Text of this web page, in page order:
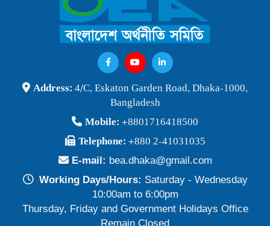
Publish Time: 16 Jan 2026
বেগম খালেদা জিয়ার মৃত্যুতে বাংলাদেশ অর্থনীতি সমিতি গভীরভাবে শোকাহত
BEA Seminar 2025 "Debating Budget and Beyond" 21
June 2025, at 10:00 am, at the CIRDAP Auditorium
Publish Time: 16 Jun 2025
Publish Time: 19 May 2024
প্রাথমিক প্রার্থী তালিকা বাংলাদেশ অর্থনীতি সমিতি নির্বাচন-২০২৪
Publish Time: 17 May 2024
বাংলাদেশ অর্থনীতি সমিতির সদস্যপদ নবায়ন ও নতুন সদস্য অন্তর্ভুক্তি প্রসঙ্গে
Address: 4/C, Eskaton Garden Road, Dhaka-1000,
Bangladesh
Mobile: +8801716418500
Telephone: +880 2-41031035
E-mail: bea.dhaka@gmail.com
Working Days/Hours: Saturday - Wednesday
10:00am to 6:00pm
Thursday, Friday and Government Holidays Office
Remain Closed